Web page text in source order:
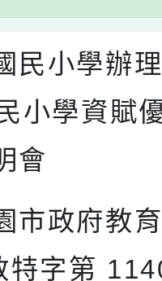
民小學辦
小學資賦
會
市政府教
特字第